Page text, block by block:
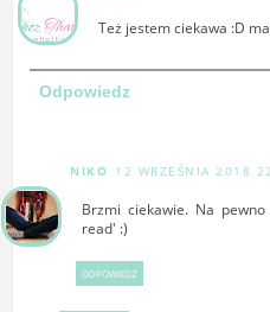
Też jestem ciekawa :D
Odpowiedz
NIKO 12 WRZEŚNIA 2018
Brzmi ciekawie. Na
read' :)
ODPOWIEDZ